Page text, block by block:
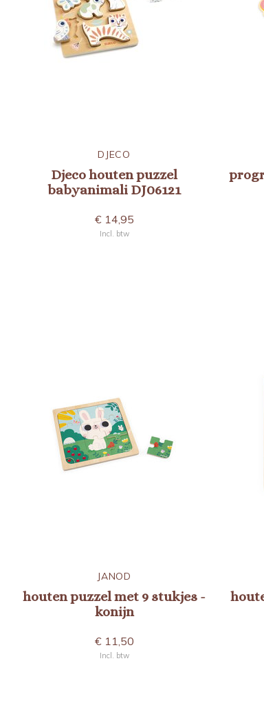
DJECO
Djeco houten puzzel
babyanimali DJ06121
€ 14,95
Incl. btw
JANOD
houten puzzel met 9 stukjes -
konijn
€ 11,50
Incl. btw